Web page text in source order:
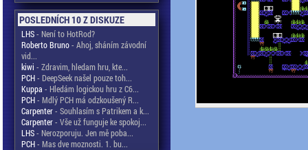
POSLEDNÍCH 10 Z DISKUZE
LHS- Není to HotRod?
Roberto Bruno- Ahoj, sháním závodní
vid...
kiwi - Zdravim, hledam hru, kte...
PCH- DeepSeek našel pouze toh...
Kuppa - Hledám logickou hru z C6...
PCH- Mdlý PCH má odzkoušený R...
Carpenter- Souhlasím s Patrikem a k...
Carpenter- Vše už funguje ke spokoj...
LHS- Nerozporuju. Jen mě poba...
PCH- Mas dve moznosti. 1. bu...